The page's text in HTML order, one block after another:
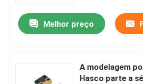
Melhor preço
A modelagem
Hasco parte a